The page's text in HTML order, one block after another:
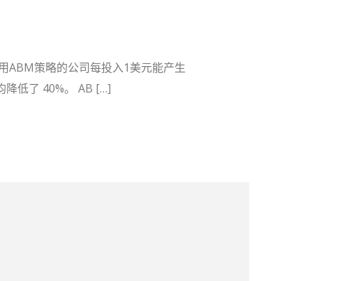
ABM策略的公司每投入1美元能产生
降低了 40%。 AB […]